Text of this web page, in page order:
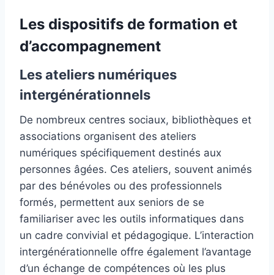
Les dispositifs de formation et
d’accompagnement
Les ateliers numériques
intergénérationnels
De nombreux centres sociaux, bibliothèques et
associations organisent des ateliers
numériques spécifiquement destinés aux
personnes âgées. Ces ateliers, souvent animés
par des bénévoles ou des professionnels
formés, permettent aux seniors de se
familiariser avec les outils informatiques dans
un cadre convivial et pédagogique. L’interaction
intergénérationnelle offre également l’avantage
d’un échange de compétences où les plus